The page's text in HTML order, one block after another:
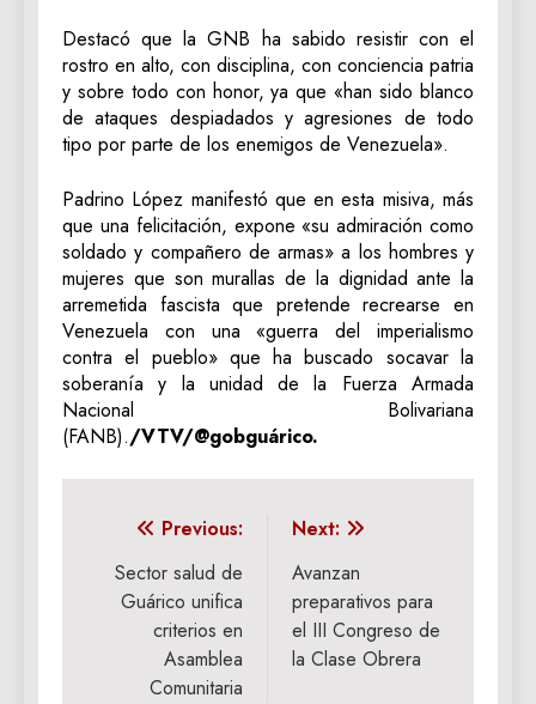
Destacó que la GNB ha sabido resistir con el
rostro en alto, con disciplina, con conciencia patria
y sobre todo con honor, ya que «han sido blanco
de ataques despiadados y agresiones de todo
tipo por parte de los enemigos de Venezuela».
Padrino López manifestó que en esta misiva, más
que una felicitación, expone «su admiración como
soldado y compañero de armas» a los hombres y
mujeres que son murallas de la dignidad ante la
arremetida fascista que pretende recrearse en
Venezuela con una «guerra del imperialismo
contra el pueblo» que ha buscado socavar la
soberanía y la unidad de la Fuerza Armada
Nacional Bolivariana
(FANB)./VTV/@gobguárico.
Navegación
de
entradas
Previous:
Sector salud de
Guárico unifica
criterios en
Asamblea
Comunitaria
Next:
Avanzan
preparativos para
el III Congreso de
la Clase Obrera